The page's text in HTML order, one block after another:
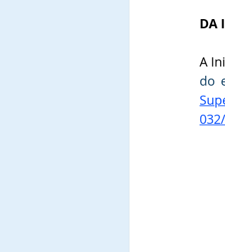
DA
A
do